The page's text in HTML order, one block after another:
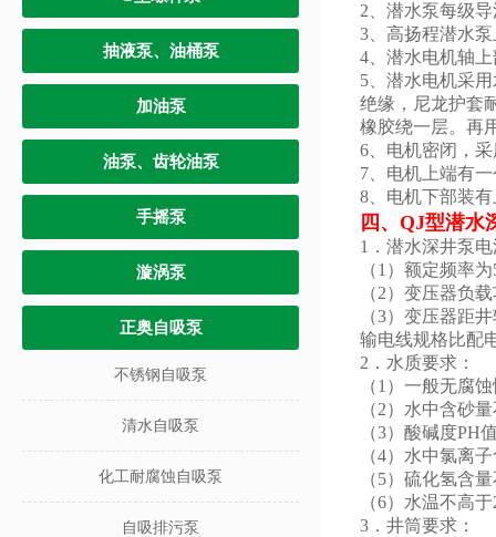
抽液泵、油桶泵
加油泵
油泵、齿轮油泵
手摇泵
漩涡泵
正奥自吸泵
不锈钢自吸泵
清水自吸泵
化工耐腐蚀自吸泵
自吸排污泵
2、潜水泵每级
3、高扬程潜水
4、潜水电机轴
5、潜水电机采
绝缘，尼龙护套
橡胶绕一层。再
6、电机密闭，
7、电机上端有
8、电机下部装
四、 QJ型潜水
1．潜水深井泵
（1）额定频率
（2）变压器负
（3）变压器距
输电线规格比配
2．水质要求：
（1）一般无腐
（2）水中含砂
（3）酸碱度PH
（4）水中氯离
（5）硫化氢含
（6）水温不高
3．井筒要求：